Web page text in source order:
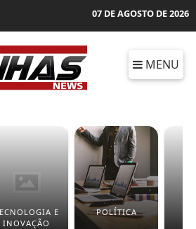
07 DE AGOSTO DE 2026
MENU
E
INOVAÇÃO
POLÍTICA